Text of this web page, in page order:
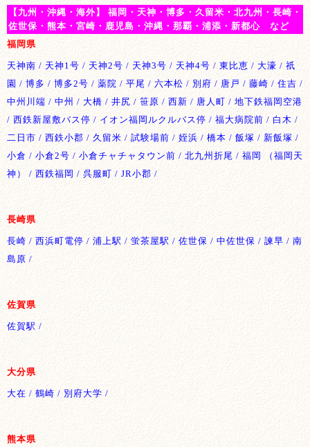
【九州・沖縄・海外】 福岡・天神・博多・久留米・北九州・長崎・
佐世保・熊本・宮崎・鹿児島・沖縄・那覇・浦添・新都心 など
福岡県
天神南 / 天神1号 / 天神2号 / 天神3号 / 天神4号 / 東比恵 / 大濠 / 祇
園 / 博多 / 博多2号 / 薬院 / 平尾 / 六本松 / 別府 / 唐戸 / 藤崎 / 住吉 /
中州川端 / 中州 / 大橋 / 井尻 / 笹原 / 西新 / 唐人町 / 地下鉄福岡空港
/ 西鉄新屋敷バス停 / イオン福岡ルクルバス停 / 福大病院前 / 白木 /
二日市 / 西鉄小郡 / 久留米 / 試験場前 / 姪浜 / 橋本 / 飯塚 / 新飯塚 /
小倉 / 小倉2号 / 小倉チャチャタウン前 / 北九州折尾 / 福岡 （福岡天
神） / 西鉄福岡 / 呉服町 / JR小郡 /
長崎県
長崎 / 西浜町電停 / 浦上駅 / 蛍茶屋駅 / 佐世保 / 中佐世保 / 諫早 / 南
島原 /
佐賀県
佐賀駅 /
大分県
大在 / 鶴崎 / 別府大学 /
熊本県